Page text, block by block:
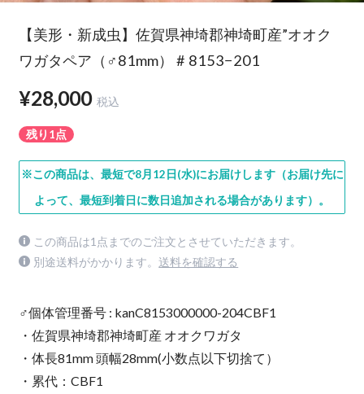
【美形・新成虫】佐賀県神埼郡神埼町産”オオク
ワガタペア（♂81mm） # 8153−201
¥28,000 税込
残り1点
※この商品は、最短で8月12日(水)にお届けします（お届け先に
よって、最短到着日に数日追加される場合があります）。
この商品は1点までのご注文とさせていただきます。
別途送料がかかります。 送料を確認する
♂個体管理番号 : kanC8153000000-204CBF1
・佐賀県神埼郡神埼町産 オオクワガタ
・体長81mm 頭幅28mm(小数点以下切捨て）
・累代：CBF1